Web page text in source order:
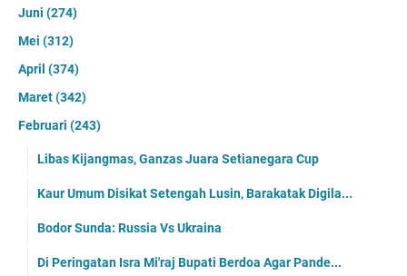
Juni (274)
Mei (312)
April (374)
Maret(342)
Februari (243)
Libas Kijangmas, Ganzas Juara Setianegara Cup
Kaur Umum Disikat Setengah Lusin, Barakatak Digila...
Bodor Sunda: Russia Vs Ukraina
Di Peringatan Isra Mi'raj Bupati Berdoa Agar Pande...